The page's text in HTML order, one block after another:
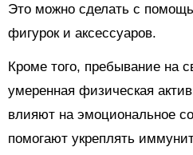
Это можно сделать с
фигурок и аксессуаров.
Кроме того, пребывание на
умеренная физическая
влияют на эмоциональное
помогают укреплять